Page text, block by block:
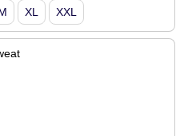
XL XXL